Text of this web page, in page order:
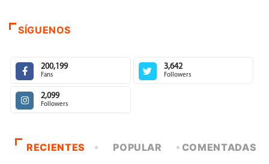
SÍGUENOS
200,199
Fans
3,642
Followers
2,099
Followers
RECIENTES POPULAR COMENTADAS